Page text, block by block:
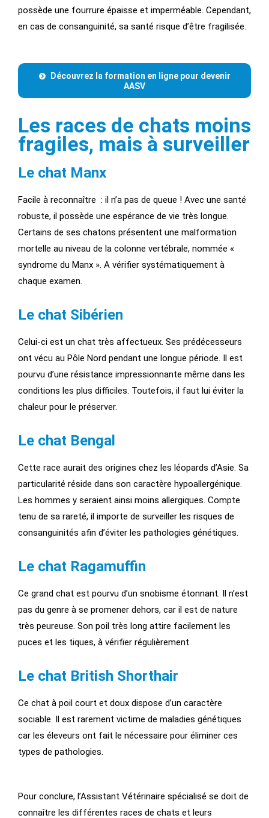
possède une fourrure épaisse et imperméable. Cependant,
en cas de consanguinité, sa santé risque d’être fragilisée.
Découvrez la formation en ligne pour devenir
AASV
Les races de chats moins
fragiles, mais à surveiller
Le chat Manx
Facile à reconnaître : il n’a pas de queue ! Avec une santé
robuste, il possède une espérance de vie très longue.
Certains de ses chatons présentent une malformation
mortelle au niveau de la colonne vertébrale, nommée «
syndrome du Manx ». A vérifier systématiquement à
chaque examen.
Le chat Sibérien
Celui-ci est un chat très affectueux. Ses prédécesseurs
ont vécu au Pôle Nord pendant une longue période. Il est
pourvu d’une résistance impressionnante même dans les
conditions les plus difficiles. Toutefois, il faut lui éviter la
chaleur pour le préserver.
Le chat Bengal
Cette race aurait des origines chez les léopards d’Asie. Sa
particularité réside dans son caractère hypoallergénique.
Les hommes y seraient ainsi moins allergiques. Compte
tenu de sa rareté, il importe de surveiller les risques de
consanguinités afin d’éviter les pathologies génétiques.
Le chat Ragamuffin
Ce grand chat est pourvu d’un snobisme étonnant. Il n’est
pas du genre à se promener dehors, car il est de nature
très peureuse. Son poil très long attire facilement les
puces et les tiques, à vérifier régulièrement.
Le chat British Shorthair
Ce chat à poil court et doux dispose d’un caractère
sociable. Il est rarement victime de maladies génétiques
car les éleveurs ont fait le nécessaire pour éliminer ces
types de pathologies.
Pour conclure, l’Assistant Vétérinaire spécialisé se doit de
connaître les différentes races de chats et leurs